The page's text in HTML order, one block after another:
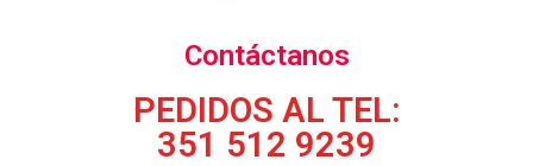
Contáctanos
PEDIDOS AL TEL:
351 512 9239